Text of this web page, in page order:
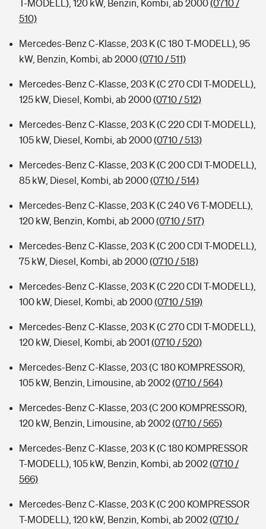
T-MODELL), 120 kW, Benzin, Kombi, ab 2000(0710 /
510)
Mercedes-Benz C-Klasse, 203 K (C 180 T-MODELL), 95
kW, Benzin, Kombi, ab 2000(0710 / 511)
Mercedes-Benz C-Klasse, 203 K (C 270 CDI T-MODELL),
125 kW, Diesel, Kombi, ab 2000(0710 / 512)
Mercedes-Benz C-Klasse, 203 K (C 220 CDI T-MODELL),
105 kW, Diesel, Kombi, ab 2000(0710 / 513)
Mercedes-Benz C-Klasse, 203 K (C 200 CDI T-MODELL),
85 kW, Diesel, Kombi, ab 2000(0710 / 514)
Mercedes-Benz C-Klasse, 203 K (C 240 V6 T-MODELL),
120 kW, Benzin, Kombi, ab 2000(0710 / 517)
Mercedes-Benz C-Klasse, 203 K (C 200 CDI T-MODELL),
75 kW, Diesel, Kombi, ab 2000(0710 / 518)
Mercedes-Benz C-Klasse, 203 K (C 220 CDI T-MODELL),
100 kW, Diesel, Kombi, ab 2000(0710 / 519)
Mercedes-Benz C-Klasse, 203 K (C 270 CDI T-MODELL),
120 kW, Diesel, Kombi, ab 2001 (0710 / 520)
Mercedes-Benz C-Klasse, 203 (C 180 KOMPRESSOR),
105 kW, Benzin, Limousine, ab 2002(0710 / 564)
Mercedes-Benz C-Klasse, 203 (C 200 KOMPRESSOR),
120 kW, Benzin, Limousine, ab 2002(0710 / 565)
Mercedes-Benz C-Klasse, 203 K (C 180 KOMPRESSOR
T-MODELL), 105 kW, Benzin, Kombi, ab 2002(0710 /
566)
Mercedes-Benz C-Klasse, 203 K (C 200 KOMPRESSOR
T-MODELL), 120 kW, Benzin, Kombi, ab 2002(0710 /